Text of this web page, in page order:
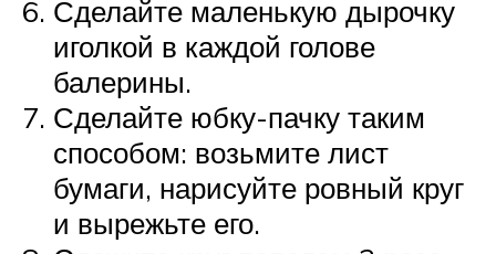
Сделайте маленькую дырочку
иголкой в каждой голове
балерины.
Сделайте юбку-пачку таким
способом: возьмите лист
бумаги, нарисуйте ровный круг
и вырежьте его.